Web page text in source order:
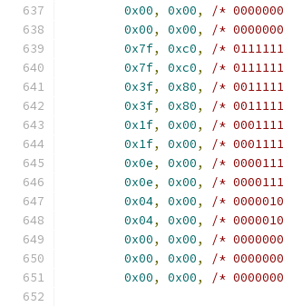
0x00, 0x00,
/*
0x00, 0x00,
/*
0x7f, 0xc0,
/*
0x7f, 0xc0,
/*
0x3f, 0x80,
/*
0x3f, 0x80,
/*
0x1f, 0x00,
/*
0x1f, 0x00,
/*
0x0e, 0x00,
/*
0x0e, 0x00,
/*
0x04, 0x00,
/*
0x04, 0x00,
/*
0x00, 0x00,
/*
0x00, 0x00,
/*
0x00, 0x00, /*